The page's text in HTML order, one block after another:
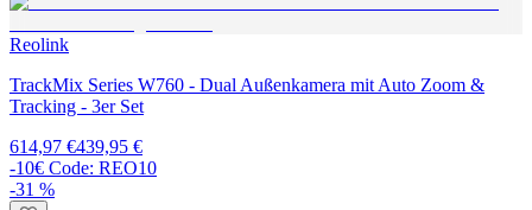
Reolink
TrackMix Series W760 - Dual Außenkamera mit Auto Zoom &
Tracking - 3er Set
614,97 €439,95 €
-10€ Code: REO10
-31 %